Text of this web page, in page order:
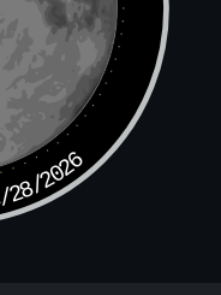
忌逢刑至。
亡须弃市。
2026